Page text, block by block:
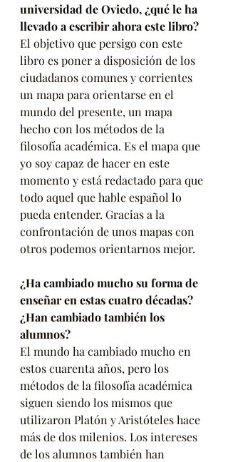
universidad de Oviedo, ¿qué le ha
llevado a escribir ahora este libro?
El objetivo que persigo con este
libro es poner a disposición de los
ciudadanos comunes y corrientes
un mapa para orientarse en el
mundo del presente, un mapa
hecho con los métodos de la
filosofía académica. Es el mapa que
yo soy capaz de hacer en este
momento y está redactado para que
todo aquel que hable español lo
pueda entender. Gracias a la
confrontación de unos mapas con
otros podemos orientarnos mejor.
¿Ha cambiado mucho su forma de
enseñar en estas cuatro décadas?
¿Han cambiado también los
alumnos?
El mundo ha cambiado mucho en
estos cuarenta años, pero los
métodos de la filosofía académica
siguen siendo los mismos que
utilizaron Platón y Aristóteles hace
más de dos milenios. Los intereses
de los alumnos también han